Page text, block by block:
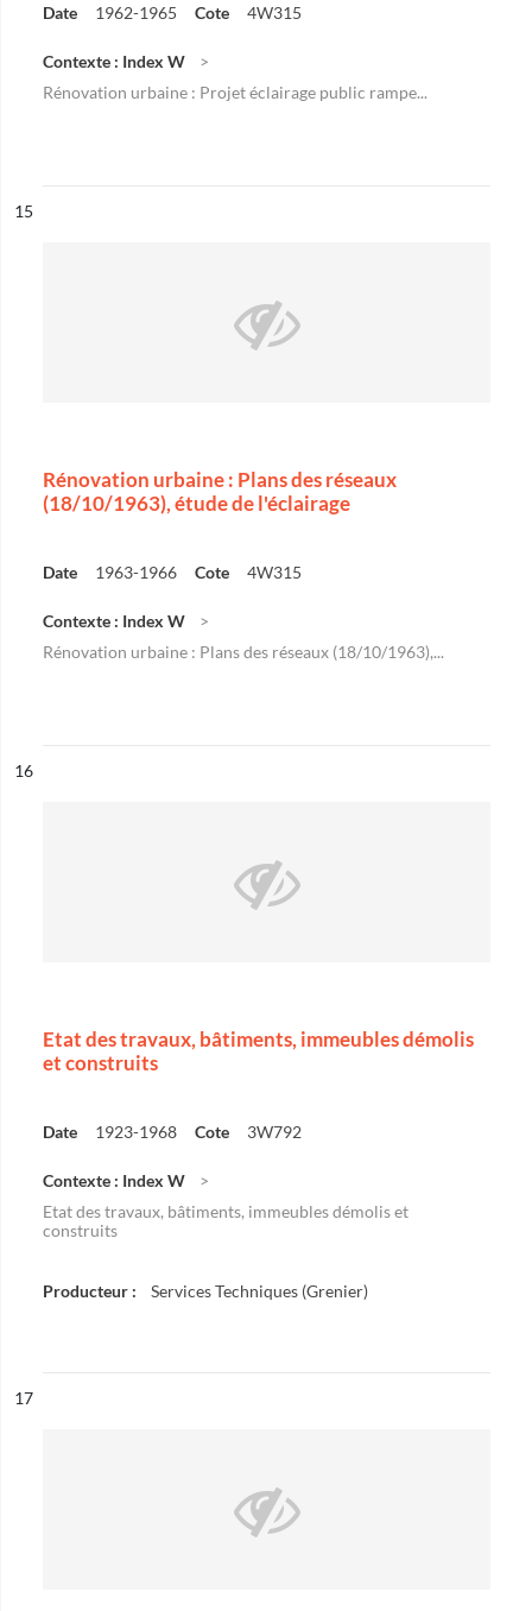
Date 1962-1965 Cote 4W315
Contexte : Index W
Rénovation urbaine : Projet éclairage public rampe...
n°
15
Rénovation urbaine : Plans des réseaux
(18/10/1963), étude de l'éclairage
Date 1963-1966 Cote 4W315
Contexte : Index W
Rénovation urbaine : Plans des réseaux (18/10/1963),...
n°
16
Etat des travaux, bâtiments, immeubles démolis
et construits
Date 1923-1968 Cote 3W792
Contexte : Index W
Etat des travaux, bâtiments, immeubles démolis et
construits
Producteur : Services Techniques (Grenier)
n°
17